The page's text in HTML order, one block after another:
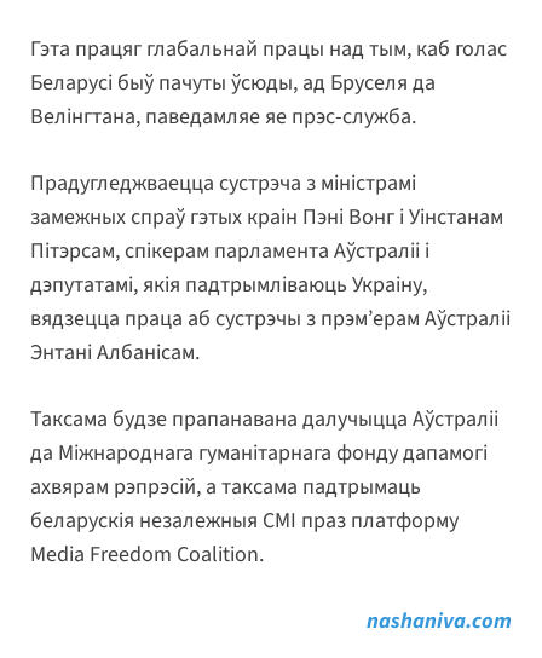
Гэта працяг глабальнай працы над тым, каб голас
Беларусі быў пачуты ўсюды, ад Бруселя да
Велінгтана, паведамляе яе прэс-служба.
Прадугледжваецца сустрэча з міністрамі
замежных спраў гэтых краін Пэні Вонг і Уінстанам
Пітэрсам, спікерам парламента Аўстраліі і
дэпутатамі, якія падтрымліваюць Украіну,
вядзецца праца аб сустрэчы з прэм’ерам Аўстраліі
Энтані Албанісам.
Таксама будзе прапанавана далучыцца Аўстраліі
да Міжнароднага гуманітарнага фонду дапамогі
ахвярам рэпрэсій, а таксама падтрымаць
беларускія незалежныя СМІ праз платформу
Media Freedom Coalition.
nashaniva.com